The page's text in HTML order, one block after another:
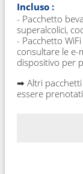
Incluso :
- Pacchetto
superalcolici,
- Pacchetto
consultare le e-
dispositivo per
➡ Altri pacchetti
essere